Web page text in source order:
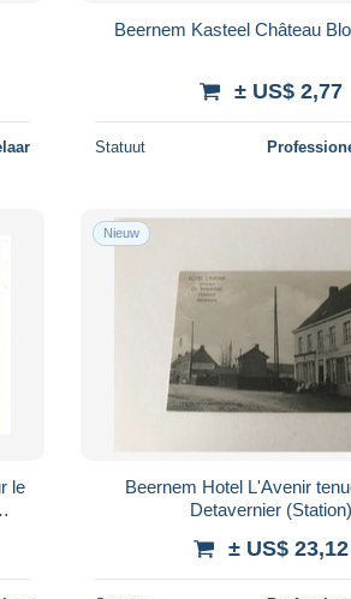
Beernem Kasteel
± US$ 2,77
Statuut
Nieuw
Beernem Hotel L'Avenir tenue par Ch
Detavernier (Station)
± US$ 23,12